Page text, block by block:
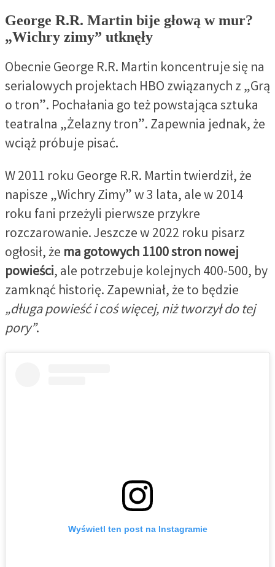
George R.R. Martin bije głową w mur?
„Wichry zimy” utknęły
Obecnie George R.R. Martin koncentruje się na
serialowych projektach HBO związanych z „Grą
o tron”. Pochałania go też powstająca sztuka
teatralna „Żelazny tron”. Zapewnia jednak, że
wciąż próbuje pisać.
W 2011 roku George R.R. Martin twierdził, że
napisze „Wichry Zimy” w 3 lata, ale w 2014
roku fani przeżyli pierwsze przykre
rozczarowanie. Jeszcze w 2022 roku pisarz
ogłosił, że ma gotowych 1100 stron nowej
powieści, ale potrzebuje kolejnych 400-500, by
zamknąć historię. Zapewniał, że to będzie
„długa powieść i coś więcej, niż tworzył do tej
pory”.
Wyświetl ten post na Instagramie